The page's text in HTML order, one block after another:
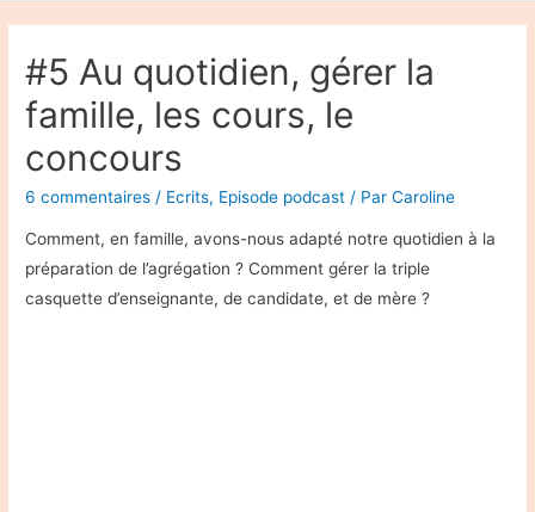
#5 Au quotidien, gérer la
famille, les cours, le
concours
6 commentaires / Ecrits, Episode podcast / ParCaroline
Comment, en famille, avons-nous adapté notre quotidien à la
préparation de l’agrégation ? Comment gérer la triple
casquette d’enseignante, de candidate, et de mère ?